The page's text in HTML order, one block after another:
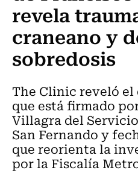
revela
craneano y
sobredosis
The Clinic reveló
que está firmado
Villagra del
San Fernando y
que reorienta la
por la Fiscalía